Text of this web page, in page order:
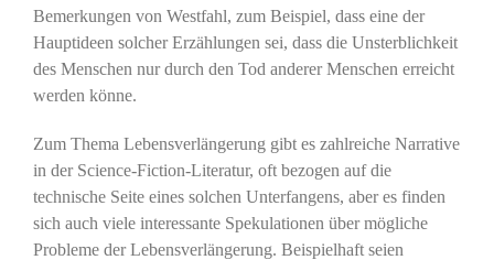
Bemerkungen von Westfahl, zum Beispiel, dass eine der
Hauptideen solcher Erzählungen sei, dass die Unsterblichkeit
des Menschen nur durch den Tod anderer Menschen erreicht
werden könne.
Zum Thema Lebensverlängerung gibt es zahlreiche Narrative
in der Science-Fiction-Literatur, oft bezogen auf die
technische Seite eines solchen Unterfangens, aber es finden
sich auch viele interessante Spekulationen über mögliche
Probleme der Lebensverlängerung. Beispielhaft seien